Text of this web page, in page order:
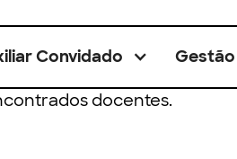
Convidado Gestão
docentes.